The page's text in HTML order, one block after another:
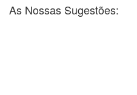
As Nossas Sugestões: